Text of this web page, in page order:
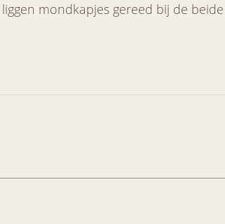
mondkapjes gereed bij de beide